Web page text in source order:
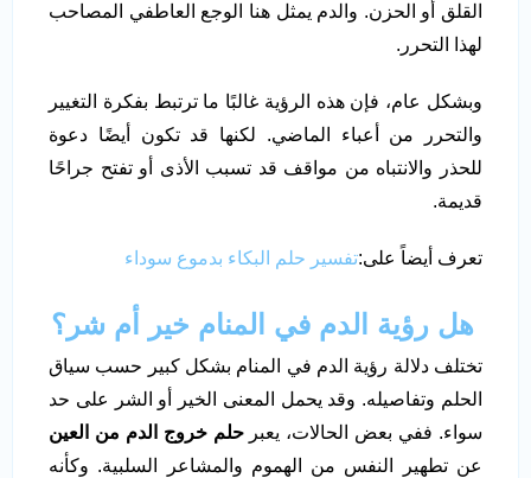
القلق أو الحزن. والدم يمثل هنا الوجع العاطفي المصاحب
لهذا التحرر.
وبشكل عام، فإن هذه الرؤية غالبًا ما ترتبط بفكرة التغيير
والتحرر من أعباء الماضي. لكنها قد تكون أيضًا دعوة
للحذر والانتباه من مواقف قد تسبب الأذى أو تفتح جراحًا
قديمة.
تعرف أيضاً على:تفسير حلم البكاء بدموع سوداء
هل رؤية الدم في المنام خير أم شر؟
تختلف دلالة رؤية الدم في المنام بشكل كبير حسب سياق
الحلم وتفاصيله. وقد يحمل المعنى الخير أو الشر على حد
سواء. ففي بعض الحالات، يعبرحلم خروج الدم من العين
عن تطهير النفس من الهموم والمشاعر السلبية. وكأنه